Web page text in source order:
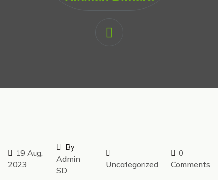
19 Aug,
2023
By
Admin
SD
Uncategorized
0
Comments